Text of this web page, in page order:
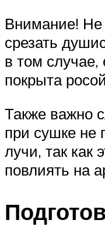
Внимание! Не
срезать
в том случае,
покрыта росой
Также важно
при сушке не
лучи, так как
повлиять на